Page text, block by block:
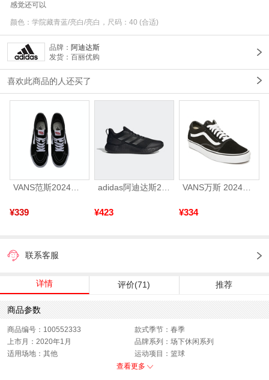
感觉还可以
颜色：学院藏青蓝/亮白/亮白，尺码：40 (合适)
品牌： 阿迪达斯
发货：百丽优购
喜欢此商品的人还买了
VANS范斯2024中性SK8-HiCL帆布鞋/硫化鞋VN000D5IB8C
¥339 ¥423 ¥334
联系客服
详情 评价(71) 推荐
商品参数
商品编号：100552333
款式季节：春季
上市月：2020年1月
品牌系列：场下休闲系列
适用场地：其他
运动项目：篮球
适用人群：男子
查看更多